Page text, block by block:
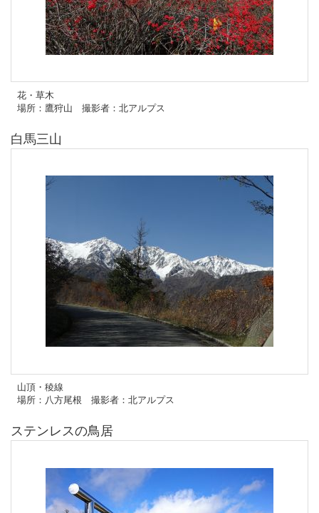
花・草木
場所：鷹狩山 撮影者：北アルプス
白馬三山
山頂・稜線
場所：八方尾根 撮影者：北アルプス
ステンレスの鳥居